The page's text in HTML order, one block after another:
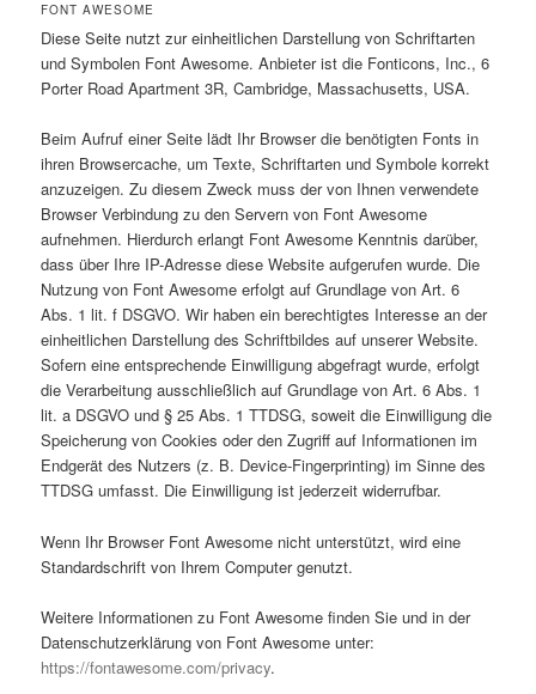
FONT AWESOME
Diese Seite nutzt zur einheitlichen Darstellung von Schriftarten
und Symbolen Font Awesome. Anbieter ist die Fonticons, Inc., 6
Porter Road Apartment 3R, Cambridge, Massachusetts, USA.
Beim Aufruf einer Seite lädt Ihr Browser die benötigten Fonts in
ihren Browsercache, um Texte, Schriftarten und Symbole korrekt
anzuzeigen. Zu diesem Zweck muss der von Ihnen verwendete
Browser Verbindung zu den Servern von Font Awesome
aufnehmen. Hierdurch erlangt Font Awesome Kenntnis darüber,
dass über Ihre IP-Adresse diese Website aufgerufen wurde. Die
Nutzung von Font Awesome erfolgt auf Grundlage von Art. 6
Abs. 1 lit. f DSGVO. Wir haben ein berechtigtes Interesse an der
einheitlichen Darstellung des Schriftbildes auf unserer Website.
Sofern eine entsprechende Einwilligung abgefragt wurde, erfolgt
die Verarbeitung ausschließlich auf Grundlage von Art. 6 Abs. 1
lit. a DSGVO und § 25 Abs. 1 TTDSG, soweit die Einwilligung die
Speicherung von Cookies oder den Zugriff auf Informationen im
Endgerät des Nutzers (z. B. Device-Fingerprinting) im Sinne des
TTDSG umfasst. Die Einwilligung ist jederzeit widerrufbar.
Wenn Ihr Browser Font Awesome nicht unterstützt, wird eine
Standardschrift von Ihrem Computer genutzt.
Weitere Informationen zu Font Awesome finden Sie und in der
Datenschutzerklärung von Font Awesome unter:
https://fontawesome.com/privacy.